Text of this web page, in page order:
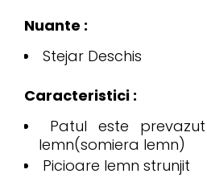
Nuante :
Stejar Deschis
Caracteristici :
Patul este
lemn(somiera lemn)
Picioare lemn strunjit